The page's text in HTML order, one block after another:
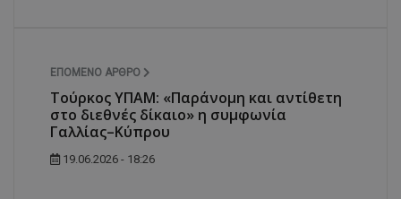
ΕΠΌΜΕΝΟ ΆΡΘΡΟ
Τούρκος ΥΠΑΜ: «Παράνομη και αντίθετη
στο διεθνές δίκαιο» η συμφωνία
Γαλλίας–Κύπρου
19.06.2026 - 18:26